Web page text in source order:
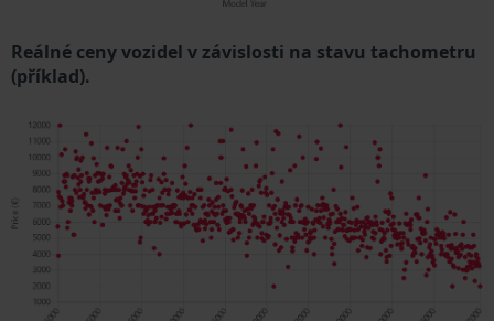
Reálné ceny vozidel v závislosti na stavu tachometru
(příklad).